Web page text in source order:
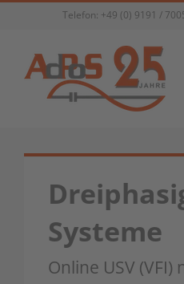
springen
Telefon: +49 (0) 9191 /
Systeme
Online USV (VFI)